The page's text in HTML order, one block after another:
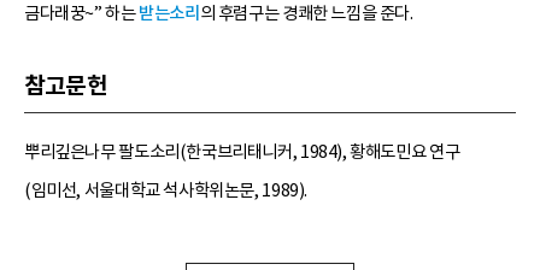
금다래꿍~” 하는받는소리 의 후렴구는 경쾌한 느낌을 준다.
참고문헌
뿌리깊은나무 팔도소리(한국브리태니커, 1984), 황해도민요 연구
(임미선, 서울대학교 석사학위논문, 1989).